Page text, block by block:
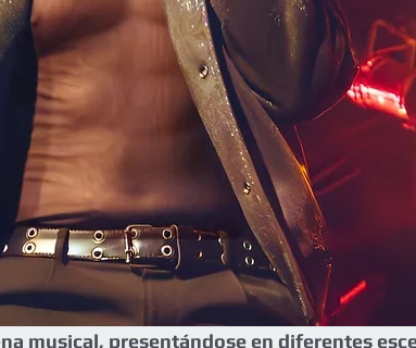
musical, presentándose en diferentes